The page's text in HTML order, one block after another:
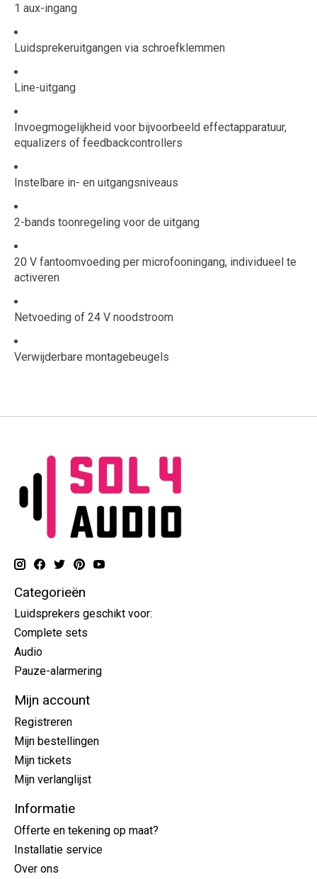
1 aux-ingang
Luidsprekeruitgangen via schroefklemmen
Line-uitgang
Invoegmogelijkheid voor bijvoorbeeld effectapparatuur,
equalizers of feedbackcontrollers
Instelbare in- en uitgangsniveaus
2-bands toonregeling voor de uitgang
20 V fantoomvoeding per microfooningang, individueel te
activeren
Netvoeding of 24 V noodstroom
Verwijderbare montagebeugels
Categorieën
Luidsprekers geschikt voor:
Complete sets
Audio
Pauze-alarmering
Mijn account
Registreren
Mijn bestellingen
Mijn tickets
Mijn verlanglijst
Informatie
Offerte en tekening op maat?
Installatie service
Over ons